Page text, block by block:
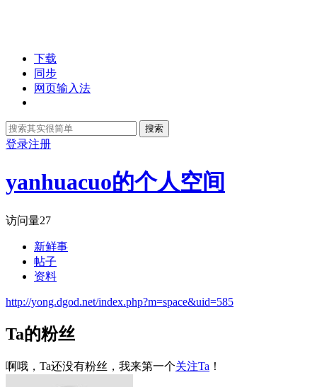
下载
同步
网页输入法
搜索
登录注册
yanhuacuo的个人空间
访问量27
新鲜事
帖子
资料
http://yong.dgod.net/index.php?m=space&uid=585
Ta的粉丝
啊哦，Ta还没有粉丝，我来第一个关注Ta ！